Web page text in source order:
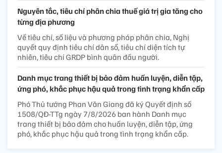
Nguyên tắc, tiêu chí phân chia thuế giá trị gia tăng cho
từng địa phương
Về tiêu chí, số liệu và phương pháp phân chia, Nghị
quyết quy định tiêu chí dân số, tiêu chí diện tích tự
nhiên, tiêu chí GRDP bình quân đầu người.
Danh mục trang thiết bị bảo đảm huấn luyện, diễn tập,
ứng phó, khắc phục hậu quả trong tình trạng khẩn cấp
Phó Thủ tướng Phan Văn Giang đã ký Quyết định số
1508/QĐ-TTg ngày 7/8/2026 ban hành Danh mục
trang thiết bị bảo đảm cho huấn luyện, diễn tập, ứng
phó, khắc phục hậu quả trong tình trạng khẩn cấp.